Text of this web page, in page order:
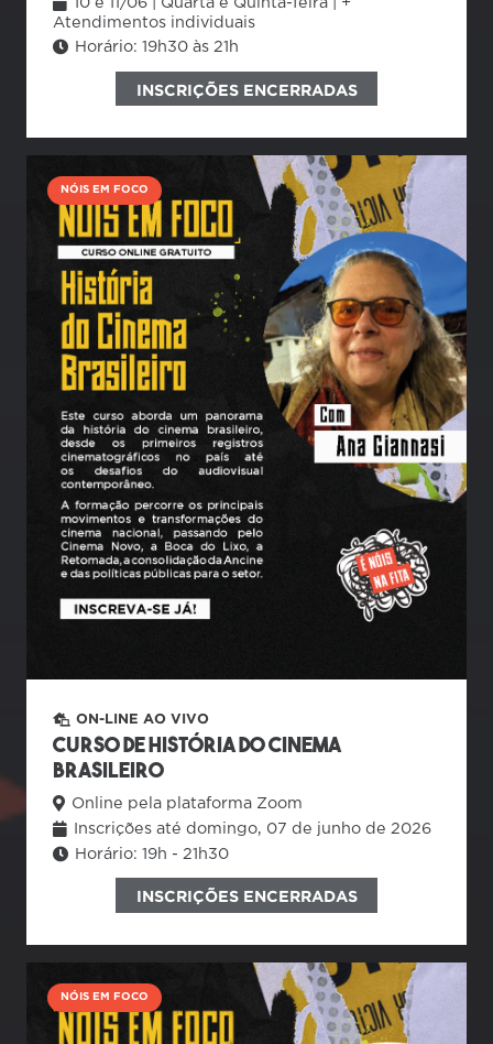
Atendimentos individuais
Horário: 19h30 às 21h
INSCRIÇÕES ENCERRADAS
NÓIS EM FOCO
ON-LINE AO VIVO
Curso de História do Cinema
Brasileiro
Online pela plataforma Zoom
Inscrições até domingo, 07 de junho de 2026
Horário: 19h - 21h30
INSCRIÇÕES ENCERRADAS
NÓIS EM FOCO